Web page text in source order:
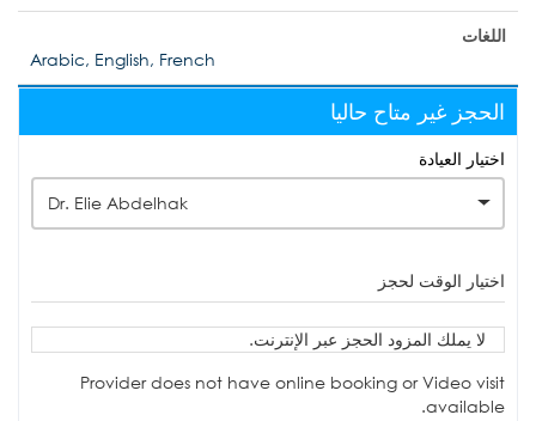
اللغات
Arabic, English, French
الحجز غير متاح حاليا
اختيار العيادة
Dr. Elie Abdelhak
اختيار الوقت لحجز
لا يملك المزود الحجز عبر الإنترنت.
Provider does not have online booking or Video visit
available.